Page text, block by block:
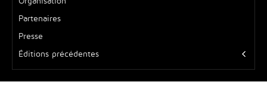
Partenaires
Presse
Éditions précédentes